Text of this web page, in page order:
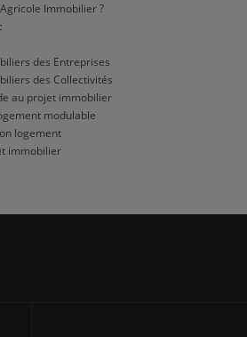
Immobilier ?
des Entreprises
des Collectivités
au projet immobilier
modulable
logement
immobilier